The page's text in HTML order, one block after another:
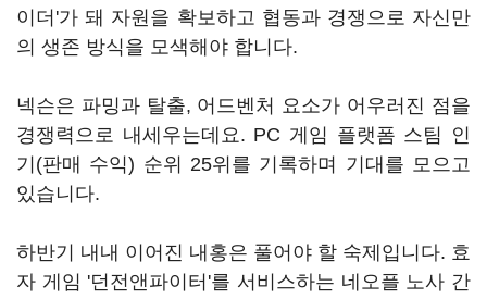
이더'가 돼 자원을 확보하고 협동과 경쟁으로 자신만
의 생존 방식을 모색해야 합니다.
넥슨은 파밍과 탈출, 어드벤처 요소가 어우러진 점을
경쟁력으로 내세우는데요. PC 게임 플랫폼 스팀 인
기(판매 수익) 순위 25위를 기록하며 기대를 모으고
있습니다.
하반기 내내 이어진 내홍은 풀어야 할 숙제입니다. 효
자 게임 '던전앤파이터'를 서비스하는 네오플 노사 간